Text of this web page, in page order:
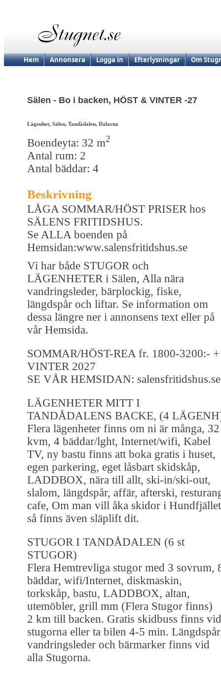
Hem Annonsera Logga in Efterlysningar Om
Sälen - Bo i backen, HÖST & VINTER -27
Lägenhet, Sälen, Tandådalen, Dalarna
Boendeyta: 32 m2
Antal rum: 2
Antal bäddar: 4
Beskrivning
LÅGA SOMMAR/HÖST PRISER hos
SÄLENS FRITIDSHUS.
Se ALLA boenden på
Hemsidan:www.salensfritidshus.se
Vi har både STUGOR och
LÄGENHETER i Sälen, Alla nära
vandringsleder, bärplockig, fiske,
längdspår och liftar. Se information om
dessa längre ner i annonsens text eller på
vår Hemsida.
SOMMAR/HÖST-REA fr. 1800-3200:- +
VINTER 2027
SE VÅR HEMSIDAN: salensfritidshus.se
LÄGENHETER MITT I
TANDÅDALENS BACKE, (4
Flera lägenheter finns om ni är många, 32
kvm, 4 bäddar/lght, Internet/wifi, Kabel
TV, ny bastu finns att boka gratis i huset,
egen parkering, eget låsbart skidskåp,
LADDBOX, nära till allt, ski-in/ski-out,
slalom, längdspår, affär, afterski,
cafe, Om man vill åka skidor i Hundfjället
så finns även släplift dit.
STUGOR I TANDÅDALEN (6 st
STUGOR)
Flera Hemtrevliga stugor med 3 sovrum,
bäddar, wifi/Internet, diskmaskin,
torkskåp, bastu, LADDBOX, altan,
utemöbler, grill mm (Flera Stugor finns)
2 km till backen. Gratis skidbuss finns vid
stugorna eller ta bilen 4-5 min.
vandringsleder och bärmarker finns vid
alla Stugorna.